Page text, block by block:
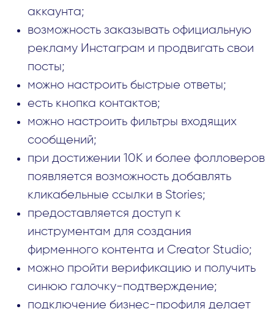
аккаунта;
возможность заказывать официальную
рекламу Инстаграм и продвигать свои
посты;
можно настроить быстрые ответы;
есть кнопка контактов;
можно настроить фильтры входящих
сообщений;
при достижении 10K и более фолловеров
появляется возможность добавлять
кликабельные ссылки в Stories;
предоставляется доступ к
инструментам для создания
фирменного контента и Creator Studio;
можно пройти верификацию и получить
синюю галочку-подтверждение;
подключение бизнес-профиля делает